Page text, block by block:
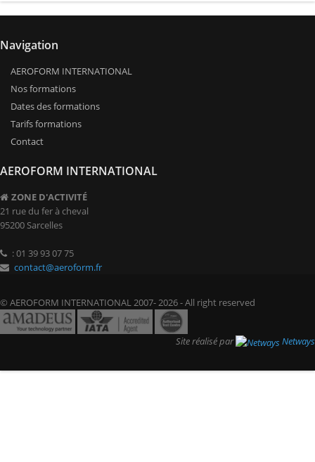
Navigation
AEROFORM INTERNATIONAL
Nos formations
Dates des formations
Tarifs formations
Contact
AEROFORM INTERNATIONAL
ZONE D'ACTIVITÉ
21 rue du fer à cheval
95200 Sarcelles
: 01 39 93 07 75
contact@aeroform.fr
© AEROFORM INTERNATIONAL 2007- 2026 - All right reserved
Site réalisé par Netways